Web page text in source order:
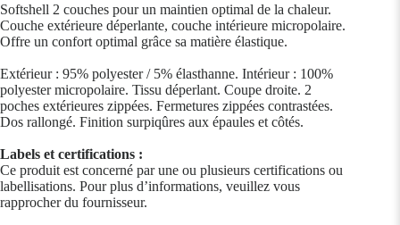
Softshell 2 couches pour un maintien optimal de la chaleur.
Couche extérieure déperlante, couche intérieure micropolaire.
Offre un confort optimal grâce sa matière élastique.
Extérieur : 95% polyester / 5% élasthanne. Intérieur : 100%
polyester micropolaire. Tissu déperlant. Coupe droite. 2
poches extérieures zippées. Fermetures zippées contrastées.
Dos rallongé. Finition surpiqûres aux épaules et côtés.
Labels et certifications :
Ce produit est concerné par une ou plusieurs certifications ou
labellisations. Pour plus d’informations, veuillez vous
rapprocher du fournisseur.